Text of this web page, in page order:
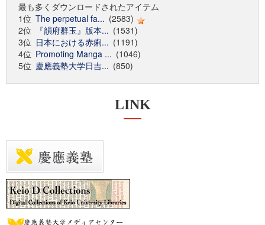
最も多くダウンロードされたアイテム
1位 The perpetual fa... (2583)
2位
『韻府群玉』版本... (1531)
3位 日本における赤痢... (1191)
4位 Promoting Manga ... (1046)
5位 慶應義塾大学日吉... (850)
LINK